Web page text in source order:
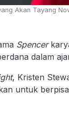
Akan Tayang
Spencer
dalam
, Kristen
untuk